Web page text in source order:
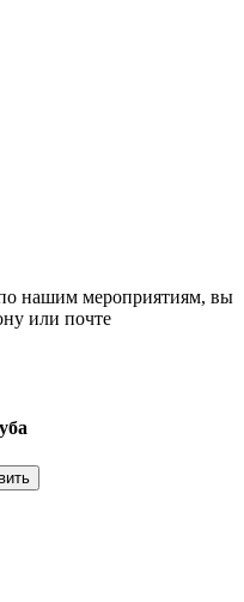
нашим мероприятиям, вы
или почте